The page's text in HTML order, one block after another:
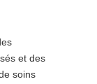
et des
soins